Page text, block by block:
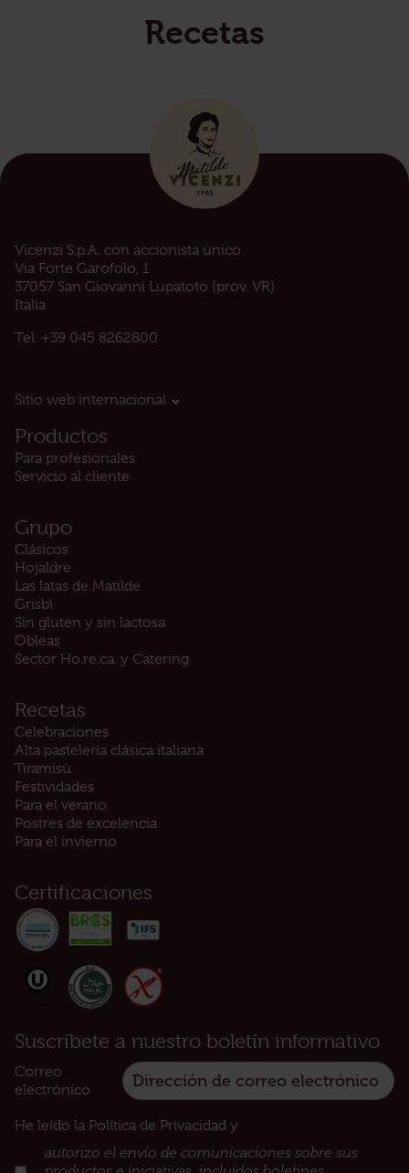
Recetas
Vicenzi S.p.A. con accionista único
Via Forte Garofolo, 1
37057 San Giovanni Lupatoto (prov. VR)
Italia
Tel. +39 045 8262800
Sitio web internacional
Productos
Para profesionales
Servicio al cliente
Grupo
Clásicos
Hojaldre
Las latas de Matilde
Grisbì
Sin gluten y sin lactosa
Obleas
Sector Ho.re.ca. y Catering
Recetas
Celebraciones
Alta pastelería clásica italiana
Tiramisù
Festividades
Para el verano
Postres de excelencia
Para el invierno
Certificaciones
Suscríbete a nuestro boletín informativo
Correo
electrónico
He leído la Política de Privacidad y
autorizo el envío de comunicaciones sobre sus